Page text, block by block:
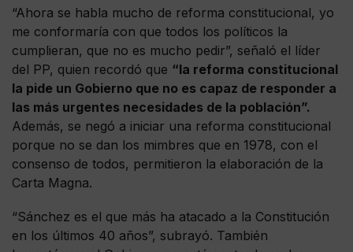
“Ahora se habla mucho de reforma constitucional, yo
me conformaría con que todos los políticos la
cumplieran, que no es mucho pedir”, señaló el líder
del PP, quien recordó que “la reforma constitucional
la pide un Gobierno que no es capaz de responder a
las más urgentes necesidades de la población”.
Además, se negó a iniciar una reforma constitucional
porque no se dan los mimbres que en 1978, con el
consenso de todos, permitieron la elaboración de la
Carta Magna.
“Sánchez es el que más ha atacado a la Constitución
en los últimos 40 años”, subrayó. También